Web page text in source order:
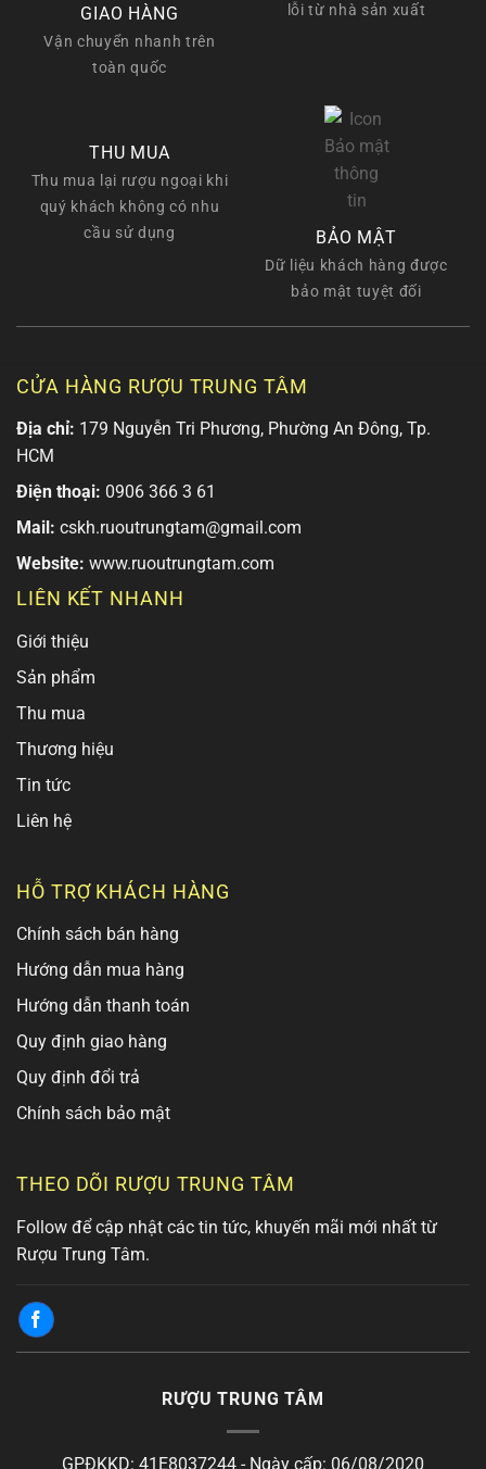
GIAO HÀNG
Vận chuyển nhanh trên
toàn quốc
lỗi từ nhà sản xuất
THU MUA
Thu mua lại rượu ngoại khi
quý khách không có nhu
cầu sử dụng
BẢO MẬT
Dữ liệu khách hàng được
bảo mật tuyệt đối
CỬA HÀNG RƯỢU TRUNG TÂM
Địa chỉ: 179 Nguyễn Tri Phương, Phường An Đông, Tp.
HCM
Điện thoại: 0906 366 3 61
Mail: cskh.ruoutrungtam@gmail.com
Website: www.ruoutrungtam.com
LIÊN KẾT NHANH
Giới thiệu
Sản phẩm
Thu mua
Thương hiệu
Tin tức
Liên hệ
HỖ TRỢ KHÁCH HÀNG
Chính sách bán hàng
Hướng dẫn mua hàng
Hướng dẫn thanh toán
Quy định giao hàng
Quy định đổi trả
Chính sách bảo mật
THEO DÕI RƯỢU TRUNG TÂM
Follow để cập nhật các tin tức, khuyến mãi mới nhất từ
Rượu Trung Tâm.
RƯỢU TRUNG TÂM
GPĐKKD: 41E8037244 - Ngày cấp: 06/08/2020